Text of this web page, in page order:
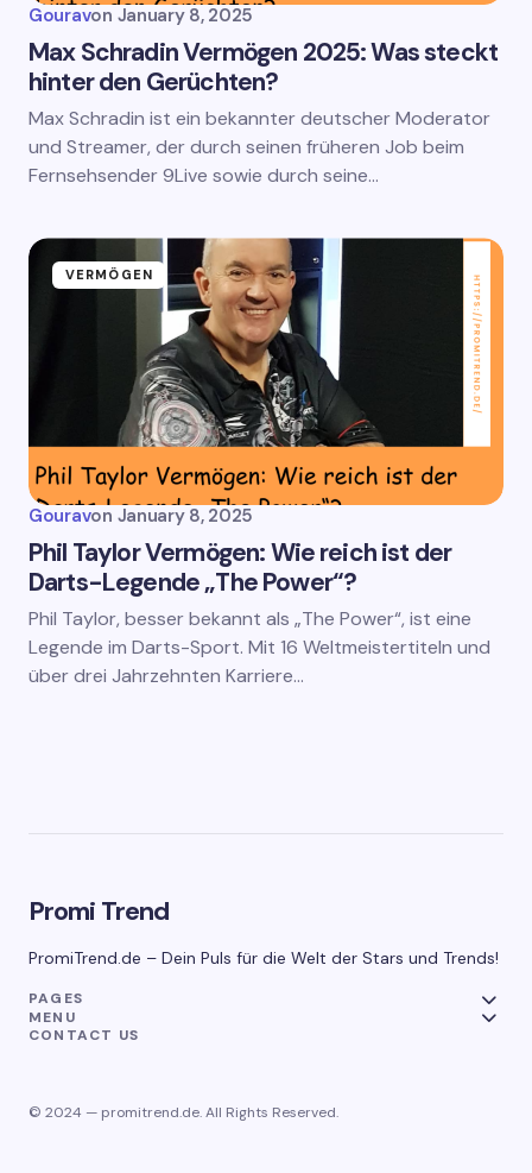
Gouravon January 8, 2025
Max Schradin Vermögen 2025: Was steckt
hinter den Gerüchten?
Max Schradin ist ein bekannter deutscher Moderator
und Streamer, der durch seinen früheren Job beim
Fernsehsender 9Live sowie durch seine…
VERMÖGEN
Gouravon January 8, 2025
Phil Taylor Vermögen: Wie reich ist der
Darts-Legende „The Power“?
Phil Taylor, besser bekannt als „The Power“, ist eine
Legende im Darts-Sport. Mit 16 Weltmeistertiteln und
über drei Jahrzehnten Karriere…
Promi Trend
PromiTrend.de – Dein Puls für die Welt der Stars und Trends!
PAGES
MENU
CONTACT US
© 2024 — promitrend.de. All Rights Reserved.